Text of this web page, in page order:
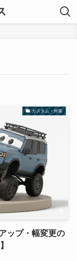
カスタム・外装
ップ・幅変更の